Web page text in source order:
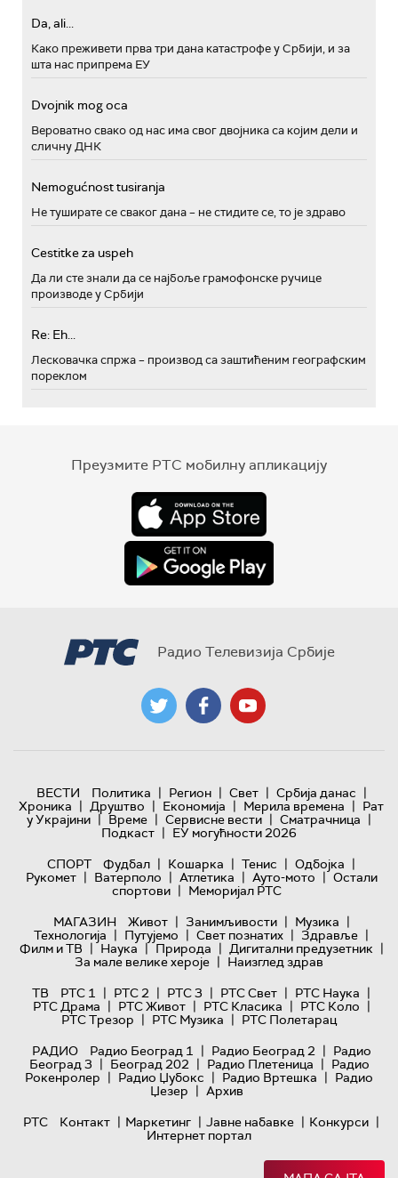
Da, ali...
Како преживети прва три дана катастрофе у Србији, и за
шта нас припрема ЕУ
Dvojnik mog oca
Вероватно свако од нас има свог двојника са којим дели и
сличну ДНК
Nemogućnost tusiranja
Не туширате се сваког дана – не стидите се, то је здраво
Cestitke za uspeh
Да ли сте знали да се најбоље грамофонске ручице
производе у Србији
Re: Eh...
Лесковачка спржа – производ са заштићеним географским
пореклом
Преузмите РТС мобилну апликацију
Радио Телевизија Србије
ВЕСТИ Политика | Регион | Свет | Србија данас |
Хроника | Друштво | Економија | Мерила времена | Рат
у Украјини | Време | Сервисне вести | Сматрачница |
Подкаст | ЕУ могућности 2026
СПОРТ
Фудбал | Кошарка | Тенис | Одбојка |
Рукомет | Ватерполо | Атлетика | Ауто-мото | Остали
спортови | Меморијал РТС
МАГАЗИН
Живот | Занимљивости | Музика |
Технологијa | Путујемо | Свет познатих | Здравље |
Филм и ТВ | Наука | Природа | Дигитални предузетник |
За мале велике хероје | Наизглед здрав
ТВ
РТС 1 | РТС 2 | РТС 3 | РТС Свет | РТС Наука |
РТС Драма | РТС Живот | РТС Класика | РТС Коло |
РТС Трезор | РТС Музика | РТС Полетарац
РАДИО
Радио Београд 1 | Радио Београд 2 | Радио
Београд 3 | Београд 202 | Радио Плетеница | Радио
Рокенролер | Радио Џубокс | Радио Вртешка | Радио
Џезер | Архив
РТС
Контакт | Маркетинг | Јавне набавке | Конкурси |
Интернет портал